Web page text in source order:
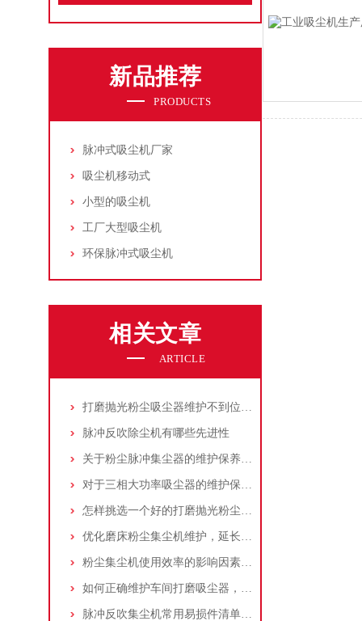
新品推荐
PRODUCTS
脉冲式吸尘机厂家
吸尘机移动式
小型的吸尘机
工厂大型吸尘机
环保脉冲式吸尘机
相关文章
ARTICLE
打磨抛光粉尘吸尘器维护不到位，那是你没有注意这些而已！
脉冲反吹除尘机有哪些先进性
关于粉尘脉冲集尘器的维护保养问题
对于三相大功率吸尘器的维护保养，你了解多少
怎样挑选一个好的打磨抛光粉尘吸尘器
优化磨床粉尘集尘机维护，延长设备寿命
粉尘集尘机使用效率的影响因素及改进措施
如何正确维护车间打磨吸尘器，延长使用寿命
脉冲反吹集尘机常用易损件清单与更换周期建议